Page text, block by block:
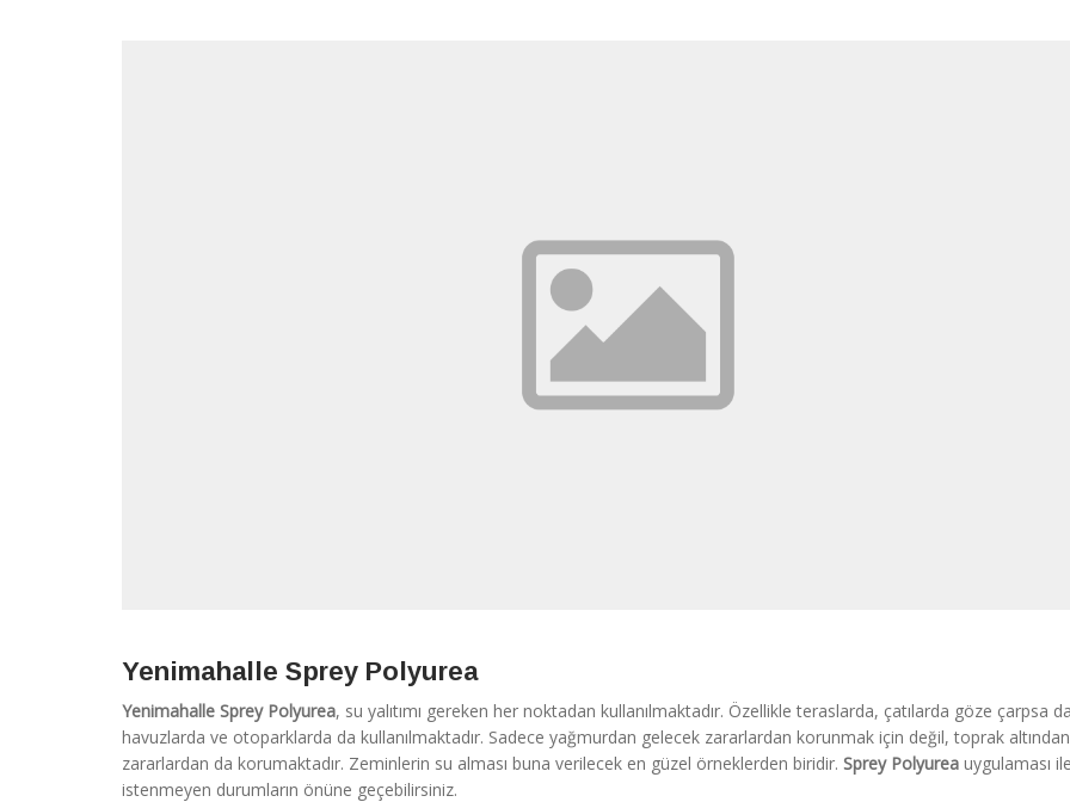
Yenimahalle Sprey Polyurea
Yenimahalle Sprey Polyurea, su yalıtımı gereken her noktadan kullanılmaktadır. Özellikle teraslarda, çatılarda göze çarpsa da
havuzlarda ve otoparklarda da kullanılmaktadır. Sadece yağmurdan gelecek zararlardan korunmak için değil, toprak
zararlardan da korumaktadır. Zeminlerin su alması buna verilecek en güzel örneklerden biridir. Sprey Polyurea uygulaması ile
istenmeyen durumların önüne geçebilirsiniz.